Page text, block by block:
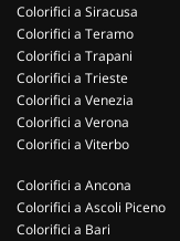
Colorifici a Siracusa
Colorifici a Teramo
Colorifici a Trapani
Colorifici a Trieste
Colorifici a Venezia
Colorifici a Verona
Colorifici a Viterbo
Colorifici a Ancona
Colorifici a Ascoli Piceno
Colorifici a Bari